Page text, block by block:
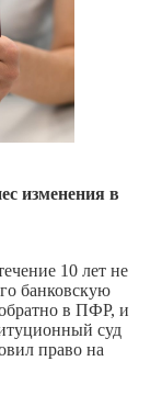
изменения в
10 лет не
банковскую
обратно в ПФР, и
суд
право на